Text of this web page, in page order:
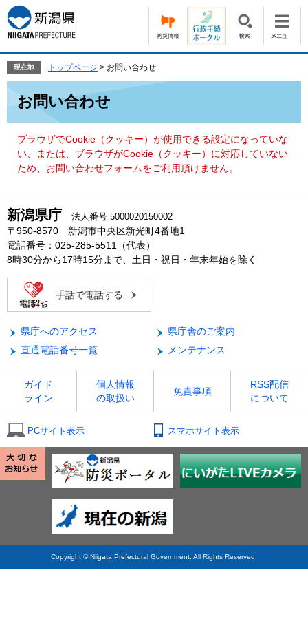
ー
ジ
の
頭
す。
ニ
ュ
ー
飛
て
現在地 トップページ > お問い合わせ
お問い合わせ
ブラウザでCookie（クッキー）が使用できる設定になっていな
い、または、ブラウザがCookie（クッキー）に対応していない
ため、お問い合わせフォームをご利用頂けません。
新潟県庁 法人番号 5000020150002
〒950-8570 新潟市中央区新光町4番地1
電話番号：025-285-5511（代表）
8時30分から17時15分まで、土日・祝日・年末年始を除く
手話で電話する
県庁へのアクセス
県庁舎のご案内
直通電話番号一覧
メンテナンス
ガイド
ライン
個人情報
の取扱い
免責事項
RSS配信
について
PCサイト表示 スマホサイト表示
Copyright © Niigata Prefectural Government. All Rights Reserved.